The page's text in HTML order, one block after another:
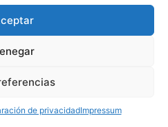
de privacidadImpressum
607 564
reservados